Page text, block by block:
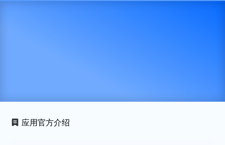
应用官方介绍